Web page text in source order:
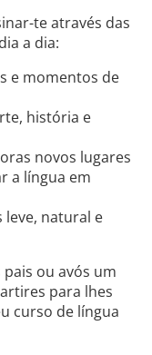
te através das
a dia:
e momentos de
história e
novos lugares
a língua em
leve, natural e
ou avós um
para lhes
curso de língua